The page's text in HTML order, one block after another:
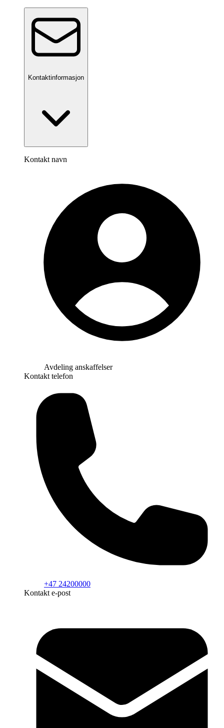
Kontaktinformasjon
Kontakt navn
Avdeling anskaffelser
Kontakt telefon
+47 24200000
Kontakt e-post